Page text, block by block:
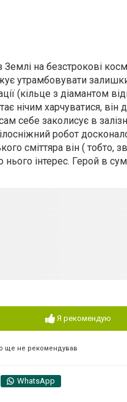
на безстрокові
утрамбовувати залишки
(кільце з діамантом
нічим харчуватися,
себе заколисує в
робот
сміттяра він (
інтерес. Герой в
Я рекомендую
ще не рекомендував
WhatsApp